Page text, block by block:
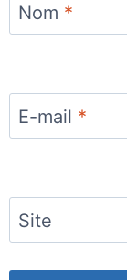
Nom *
E-mail *
Site